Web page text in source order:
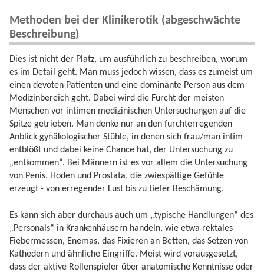
Methoden bei der Klinikerotik (abgeschwächte
Beschreibung)
Dies ist nicht der Platz, um ausführlich zu beschreiben, worum
es im Detail geht. Man muss jedoch wissen, dass es zumeist um
einen devoten Patienten und eine dominante Person aus dem
Medizinbereich geht. Dabei wird die Furcht der meisten
Menschen vor intimen medizinischen Untersuchungen auf die
Spitze getrieben. Man denke nur an den furchterregenden
Anblick gynäkologischer Stühle, in denen sich frau/man intim
entblößt und dabei keine Chance hat, der Untersuchung zu
„entkommen“. Bei Männern ist es vor allem die Untersuchung
von Penis, Hoden und Prostata, die zwiespältige Gefühle
erzeugt - von erregender Lust bis zu tiefer Beschämung.
Es kann sich aber durchaus auch um „typische Handlungen“ des
„Personals“ in Krankenhäusern handeln, wie etwa rektales
Fiebermessen, Enemas, das Fixieren an Betten, das Setzen von
Kathedern und ähnliche Eingriffe. Meist wird vorausgesetzt,
dass der aktive Rollenspieler über anatomische Kenntnisse oder